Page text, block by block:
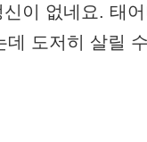
이 없네요. 태
도저히 살릴